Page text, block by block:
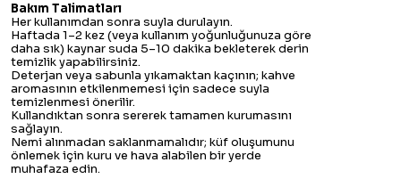
Bakım Talimatları
Her kullanımdan sonra suyla durulayın.
Haftada 1–2 kez (veya kullanım yoğunluğunuza göre
daha sık) kaynar suda 5–10 dakika bekleterek derin
temizlik yapabilirsiniz.
Deterjan veya sabunla yıkamaktan kaçının; kahve
aromasının etkilenmemesi için sadece suyla
temizlenmesi önerilir.
Kullandıktan sonra sererek tamamen kurumasını
sağlayın.
Nemi alınmadan saklanmamalıdır; küf oluşumunu
önlemek için kuru ve hava alabilen bir yerde
muhafaza edin.